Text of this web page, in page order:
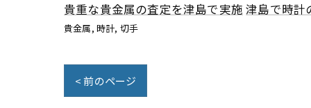
貴重な貴金属の査定を津島で実施 津島で時計
貴金属 時計 切手
< 前のページ